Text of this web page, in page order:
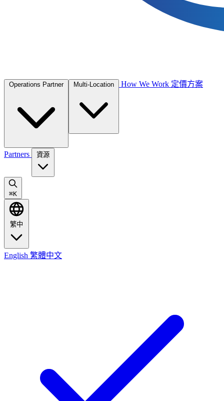
Operations Partner How We Work 定價方案
Partners
⌘K
繁中
English 繁體中文